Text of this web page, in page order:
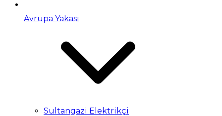
Avrupa Yakası
Sultangazi Elektrikçi